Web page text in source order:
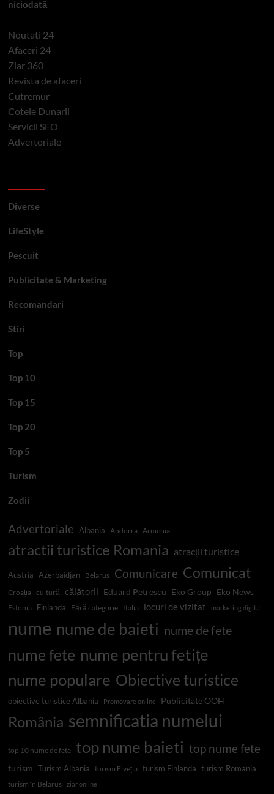
niciodată
Noutati 24
Afaceri 24
Ziar 360
Revista de afaceri
Cutremur
Cotele Dunarii
Servicii SEO
Advertoriale
Diverse
LifeStyle
Pescuit
Publicitate & Marketing
Recomandari
Stiri
Top
Top 10
Top 15
Top 20
Top 5
Turism
Zodii
Advertoriale Albania Andorra Armenia
atractii turistice Romania atracții turistice
Austria Azerbaidjan Belarus Comunicare Comunicat
Croația cultură călătorii Eduard Petrescu Eko Group Eko News
Estonia Finlanda Fără categorie Italia locuri de vizitat marketing digital
nume nume de baieti nume de fete
nume fete nume pentru fetițe
nume populare Obiective turistice
obiective turistice Albania Promovare online Publicitate OOH
România semnificatia numelui
top 10 nume de fete top nume baieti top nume fete
turism Turism Albania turism Elveția turism Finlanda turism Romania
turism în Belarus ziar online